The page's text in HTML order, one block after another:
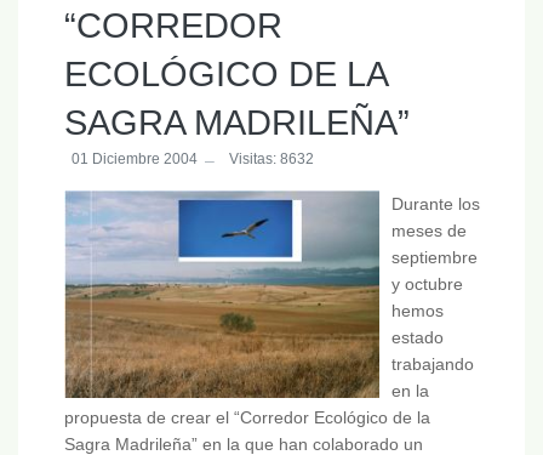
“CORREDOR
ECOLÓGICO DE LA
SAGRA MADRILEÑA”
01 Diciembre 2004 Visitas: 8632
Durante los
meses de
septiembre
y octubre
hemos
estado
trabajando
en la
propuesta de crear el “Corredor Ecológico de la
Sagra Madrileña” en la que han colaborado un